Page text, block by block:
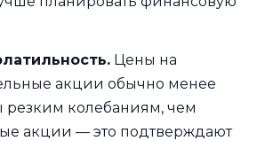
Цены на
акции обычно менее
колебаниям, чем
акции — это подтверждают